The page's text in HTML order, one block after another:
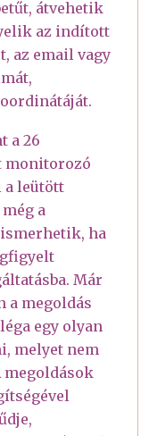
átvehetik
az indított
az email vagy
a 26
monitorozó
a leütött
a
ha
Már
a megoldás
egy olyan
melyet nem